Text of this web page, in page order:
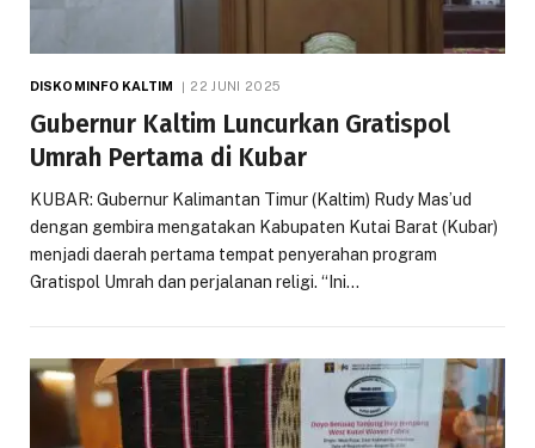
DISKOMINFO KALTIM 22 JUNI 2025
Gubernur Kaltim Luncurkan Gratispol
Umrah Pertama di Kubar
KUBAR: Gubernur Kalimantan Timur (Kaltim) Rudy Mas’ud
dengan gembira mengatakan Kabupaten Kutai Barat (Kubar)
menjadi daerah pertama tempat penyerahan program
Gratispol Umrah dan perjalanan religi. “Ini…